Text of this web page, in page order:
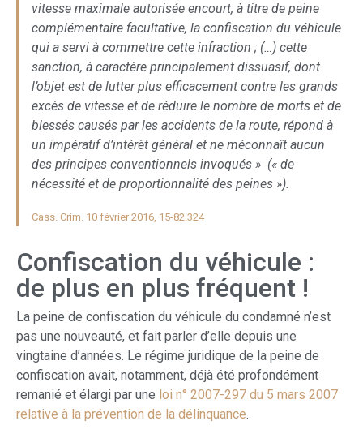
vitesse maximale autorisée encourt, à titre de peine
complémentaire facultative, la confiscation du véhicule
qui a servi à commettre cette infraction ; (…) cette
sanction, à caractère principalement dissuasif, dont
l’objet est de lutter plus efficacement contre les grands
excès de vitesse et de réduire le nombre de morts et de
blessés causés par les accidents de la route, répond à
un impératif d’intérêt général et ne méconnaît aucun
des principes conventionnels invoqués » (« de
nécessité et de proportionnalité des peines »).
Cass. Crim. 10 février 2016, 15-82.324
Confiscation du véhicule :
de plus en plus fréquent !
La peine de confiscation du véhicule du condamné n’est
pas une nouveauté, et fait parler d’elle depuis une
vingtaine d’années. Le régime juridique de la peine de
confiscation avait, notamment, déjà été profondément
remanié et élargi par une loi n° 2007-297 du 5 mars 2007
relative à la prévention de la délinquance.